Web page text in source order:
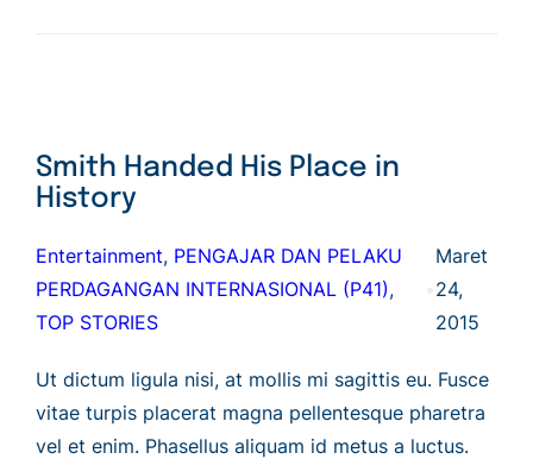
Smith Handed His Place in
History
Entertainment, PENGAJAR DAN PELAKU
PERDAGANGAN INTERNASIONAL (P41)
TOP STORIES
Maret
24,
2015
Ut dictum ligula nisi, at mollis mi sagittis eu. Fusce
vitae turpis placerat magna pellentesque pharetra
vel et enim. Phasellus aliquam id metus a luctus.